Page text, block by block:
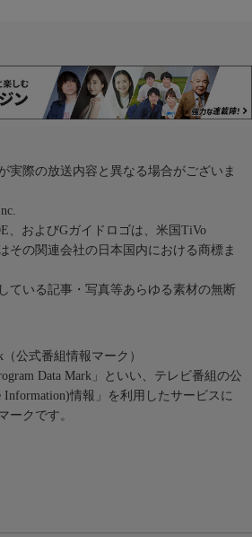
実際の放送内容と異なる場合がございま
、およびGガイドロゴは、米国TiVo
その関連会社の日本国内における商標ま
ている記事・写真等あらゆる素材の無断
公式番組情報マーク）
Data Mark」といい、テレビ番組の公
Information)情報」を利用したサービスに
ークです。